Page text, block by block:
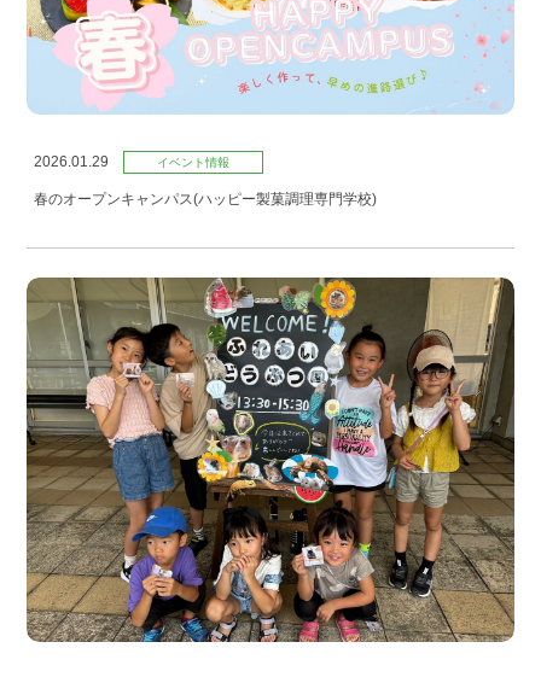
2026.01.29 イベント情報
春のオープンキャンパス(ハッピー製菓調理専門学校)